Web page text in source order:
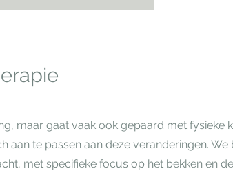
maar gaat vaak ook gepaard met fysieke
aan te passen aan deze veranderingen.
met specifieke focus op het bekken en